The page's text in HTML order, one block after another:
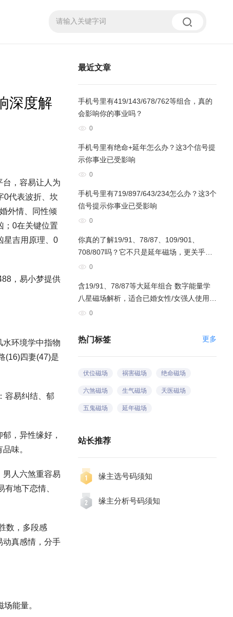
深度解
，容易让人为
0代表波折、坎
外情、同性倾
；0在关键位置
星吉用原理、0
，易小梦提供
水环境学中指物
(16)四妻(47)是
容易纠结、郁
，异性缘好，
味。
人六煞重容易
地下恋情、
数，多段感
动真感情，分手
能量。
最近文章
手机号里有419/143/678/762等组合，真的
会影响你的事业吗？
0
手机号里有绝命+延年怎么办？这3个信号提
示你事业已受影响
0
手机号里有719/897/643/234怎么办？这3个
信号提示你事业已受影响
0
你真的了解19/91、78/87、109/901、
708/807吗？它不只是延年磁场，更关乎你
的婚姻
0
含19/91、78/87等大延年组合 数字能量学
八星磁场解析，适合已婚女性/女强人使用
吗？（新增）
0
更多
热门标签
伏位磁场 祸害磁场 绝命磁场
六煞磁场 生气磁场 天医磁场
五鬼磁场 延年磁场
站长推荐
缘主选号码须知
缘主分析号码须知